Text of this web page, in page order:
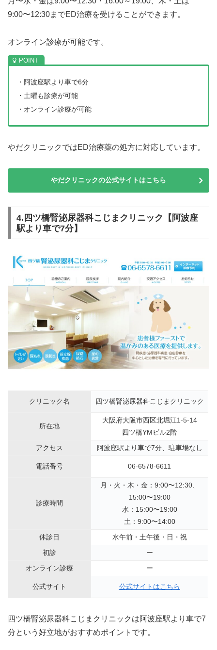
9:00〜12:30までED治療を受けることができます。
オンライン診療が可能です。
・阿波座駅より車で6分
・土曜も診療が可能
・オンライン診療が可能
やだクリニックではED治療薬の処方に対応しています。
やだクリニックの公式サイトはこちら
4.四ツ橋腎泌尿器科こじまクリニック【阿波座
駅より車で7分】
クリニック名 四ツ橋腎泌尿器科こじまクリニック
所在地
大阪府大阪市西区北堀江1-5-14
四ツ橋YMビル2階
アクセス
阿波座駅より車で7分、駐車場なし
電話番号 06-6578-6611
診療時間
月・火・木・金：9:00〜12:30、
15:00〜19:00
水：15:00〜19:00
土：9:00〜14:00
休診日
水午前・土午後・日・祝
初診
ー
オンライン診療
ー
公式サイト 公式サイトはこちら
四ツ橋腎泌尿器科こじまクリニックは阿波座駅より車で7
分という好立地がおすすめポイントです。